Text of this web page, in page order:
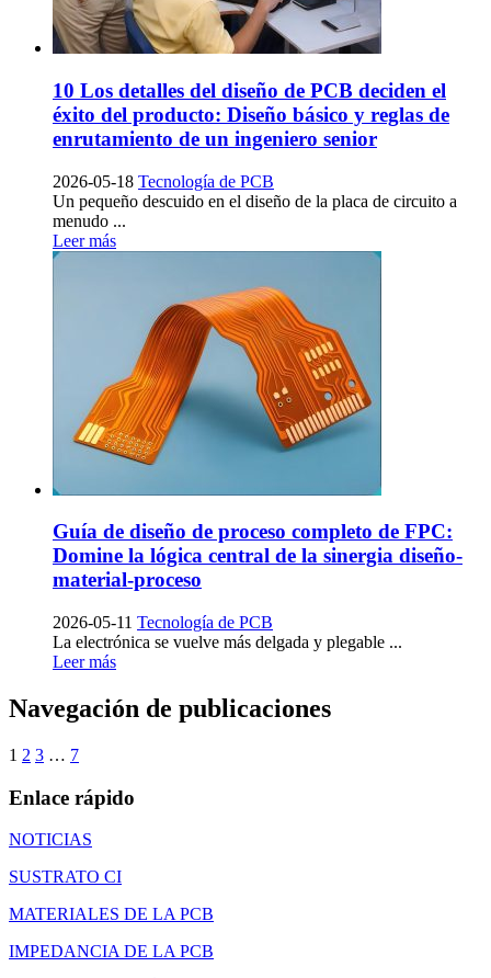
10 Los detalles del diseño de PCB deciden el
éxito del producto: Diseño básico y reglas de
enrutamiento de un ingeniero senior
2026-05-18 Tecnología de PCB
Un pequeño descuido en el diseño de la placa de circuito a
menudo ...
Leer más
Guía de diseño de proceso completo de FPC:
Domine la lógica central de la sinergia diseño-
material-proceso
2026-05-11 Tecnología de PCB
La electrónica se vuelve más delgada y plegable ...
Leer más
Navegación de publicaciones
1 2 3 … 7
Enlace rápido
NOTICIAS
SUSTRATO CI
MATERIALES DE LA PCB
IMPEDANCIA DE LA PCB